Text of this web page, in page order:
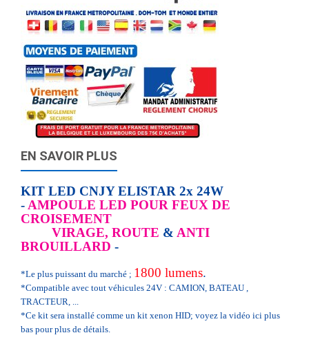
EN SAVOIR PLUS
KIT LED CNJY ELISTAR 2x 24W
- AMPOULE LED POUR FEUX DE
CROISEMENT
VIRAGE, ROUTE & ANTI
BROUILLARD -
*Le plus puissant du marché ; 1800 lumens.
*Compatible avec tout véhicules 24V : CAMION, BATEAU ,
TRACTEUR, ...
*Ce kit sera installé comme un kit xenon HID; voyez la vidéo ici plus
bas pour plus de détails.